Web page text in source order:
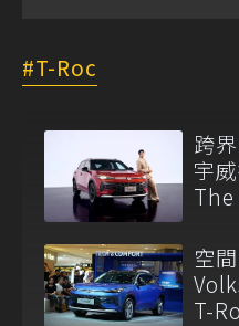
T-Roc
跨
宇
空
T-